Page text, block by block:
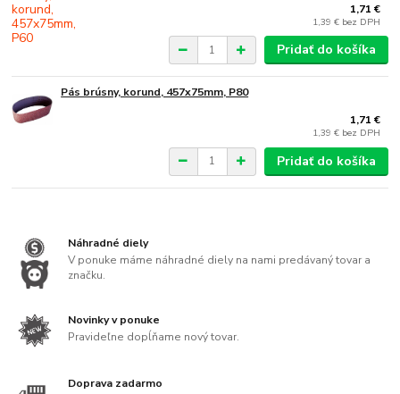
1,71 €
1,39 € bez DPH
Pridať do košíka
Pás brúsny, korund, 457x75mm, P80
1,71 €
1,39 € bez DPH
Pridať do košíka
Náhradné diely
V ponuke máme náhradné diely na nami predávaný tovar a
značku.
Novinky v ponuke
Pravideľne dopĺňame nový tovar.
Doprava zadarmo